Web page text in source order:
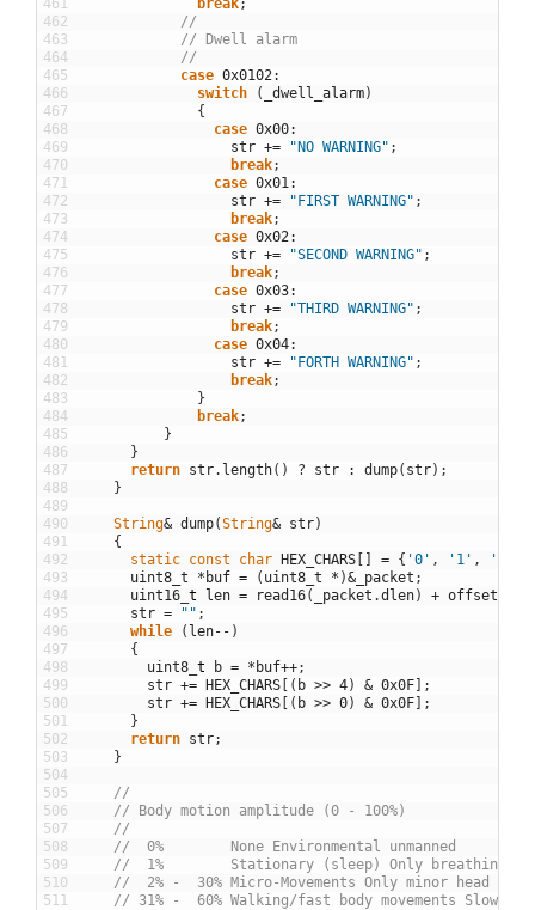
461
462
463
464
465
466
467
468
469
470
471
472
473
474
475
476
477
478
479
480
481
482
483
484
485
486
487
488
489
490
491
492
493
494
495
496
497
498
499
500
501
502
503
504
505
506
507
508
509
510
511
break;
//
// Dwell alarm
//
case 0x0102:
switch
( _dwell_alarm)
{
case 0x00:
str += "NO WARNING" ;
break;
case 0x01:
str += "FIRST WARNING" ;
break;
case 0x02:
str += "SECOND WARNING" ;
break;
case 0x03:
str += "THIRD WARNING" ;
break;
case 0x04:
str += "FORTH WARNING" ;
break;
}
break;
}
}
return str. length( ) ? str : dump( str) ;
}
String& dump(String& str)
{
static const char HEX_CHARS = { '0' , '1' , '2'
uint8_t
* buf = ( uint8_t * )& _packet ;
uint16 t len = read16( _packet .dlen) + offsetof
str = "" ;
while
( len-- )
{
uint8 t b = * buf++;
str += HEX_CHARS ( b >> 4) & 0x0F
;
str += HEX_CHARS ( b >> 0) & 0x0F
;
}
return str;
}
//
// Body motion amplitude (0 - 100%)
//
//  0%        None Environmental unmanned
//  1%        Stationary (sleep) Only breathing
//  2% -  30% Micro-Movements Only minor head or
// 31% -  60% Walking/fast body movements Slower